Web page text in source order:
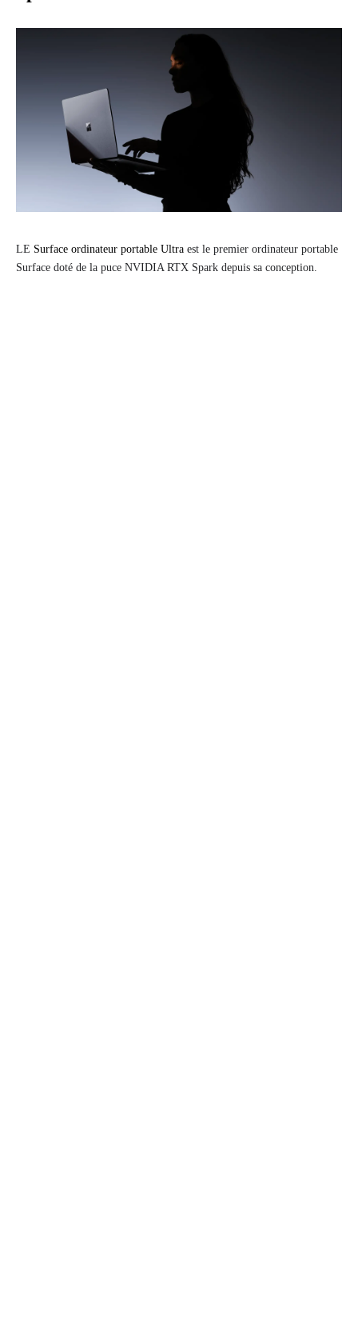
LE Surface ordinateur portable Ultra est le premier ordinateur portable
Surface doté de la puce NVIDIA RTX Spark depuis sa conception.